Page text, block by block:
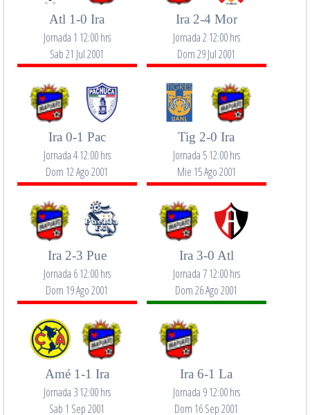
Atl 1-0 Ira
Jornada 1 12:00 hrs
Sab 21 Jul 2001
Ira 2-4 Mor
Jornada 2 12:00 hrs
Dom 29 Jul 2001
Ira 0-1 Pac
Jornada 4 12:00 hrs
Dom 12 Ago 2001
Tig 2-0 Ira
Jornada 5 12:00 hrs
Mie 15 Ago 2001
Ira 2-3 Pue
Jornada 6 12:00 hrs
Dom 19 Ago 2001
Ira 3-0 Atl
Jornada 7 12:00 hrs
Dom 26 Ago 2001
Amé 1-1 Ira
Jornada 3 12:00 hrs
Sab 1 Sep 2001
Ira 6-1 La
Jornada 9 12:00 hrs
Dom 16 Sep 2001